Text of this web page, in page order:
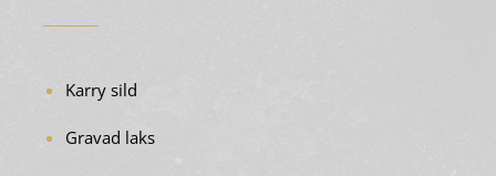
Karry sild
Gravad laks